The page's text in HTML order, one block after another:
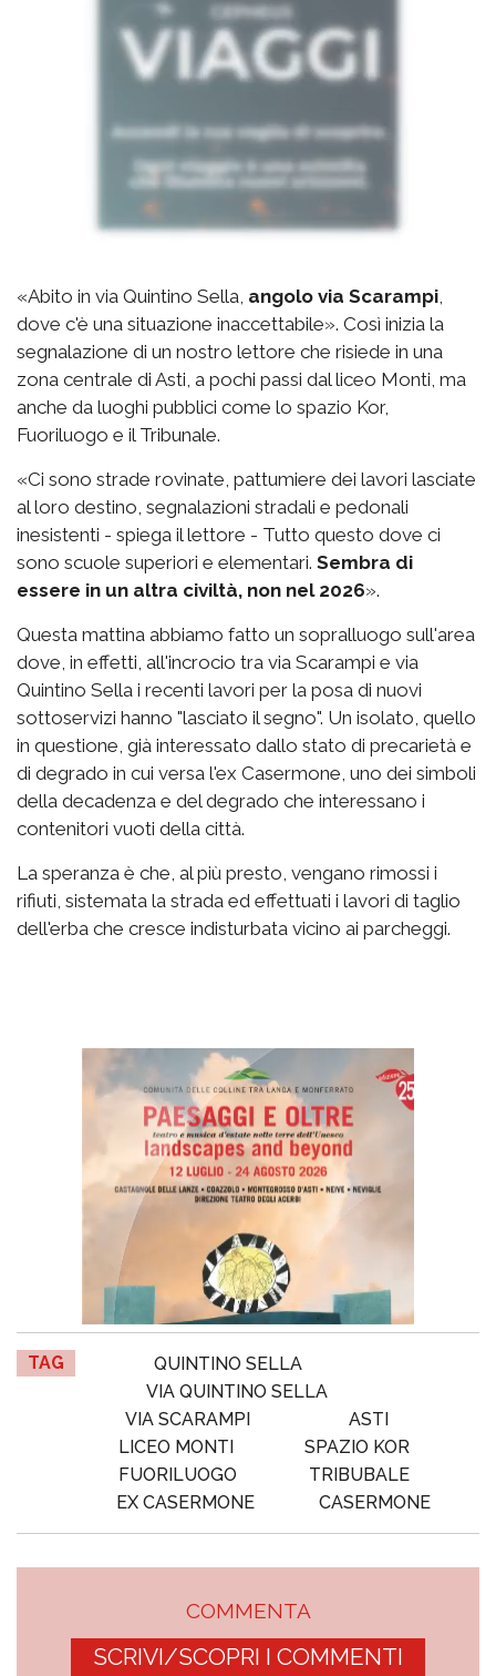
«Abito in via Quintino Sella, angolo via Scarampi
dove c'è una situazione inaccettabile». Così inizia la
segnalazione di un nostro lettore che risiede in una
zona centrale di Asti, a pochi passi dal liceo Monti, ma
anche da luoghi pubblici come lo spazio Kor,
Fuoriluogo e il Tribunale.
«Ci sono strade rovinate, pattumiere dei lavori lasciate
al loro destino, segnalazioni stradali e pedonali
inesistenti - spiega il lettore - Tutto questo dove ci
sono scuole superiori e elementari. Sembra di
essere in un altra civiltà, non nel 2026».
Questa mattina abbiamo fatto un sopralluogo sull'area
dove, in effetti, all'incrocio tra via Scarampi e via
Quintino Sella i recenti lavori per la posa di nuovi
sottoservizi hanno "lasciato il segno". Un isolato, quello
in questione, già interessato dallo stato di precarietà e
di degrado in cui versa l'ex Casermone, uno dei simboli
della decadenza e del degrado che interessano i
contenitori vuoti della città.
La speranza è che, al più presto, vengano rimossi i
rifiuti, sistemata la strada ed effettuati i lavori di taglio
dell'erba che cresce indisturbata vicino ai parcheggi.
TAG
QUINTINO SELLA
VIA QUINTINO SELLA
VIA SCARAMPI
ASTI
LICEO MONTI
SPAZIO KOR
FUORILUOGO
TRIBUBALE
EX CASERMONE
CASERMONE
COMMENTA
SCRIVI/SCOPRI I COMMENTI